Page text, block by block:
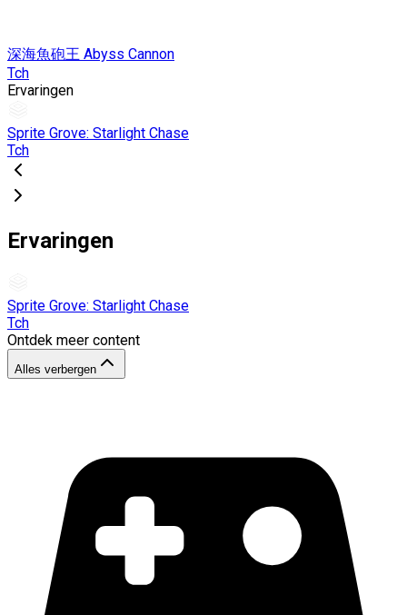
深海魚砲王 Abyss Cannon
Tch
Ervaringen
Sprite Grove: Starlight Chase
Tch
Ervaringen
Sprite Grove: Starlight Chase
Tch
Ontdek meer content
Alles verbergen